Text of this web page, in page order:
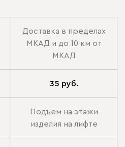
Доставка в пределах
МКАД и до 10 км от
МКАД
35 руб.
Подъем на этажи
изделия на лифте